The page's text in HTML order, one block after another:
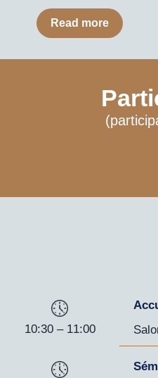
Read more
10:30 – 11:00